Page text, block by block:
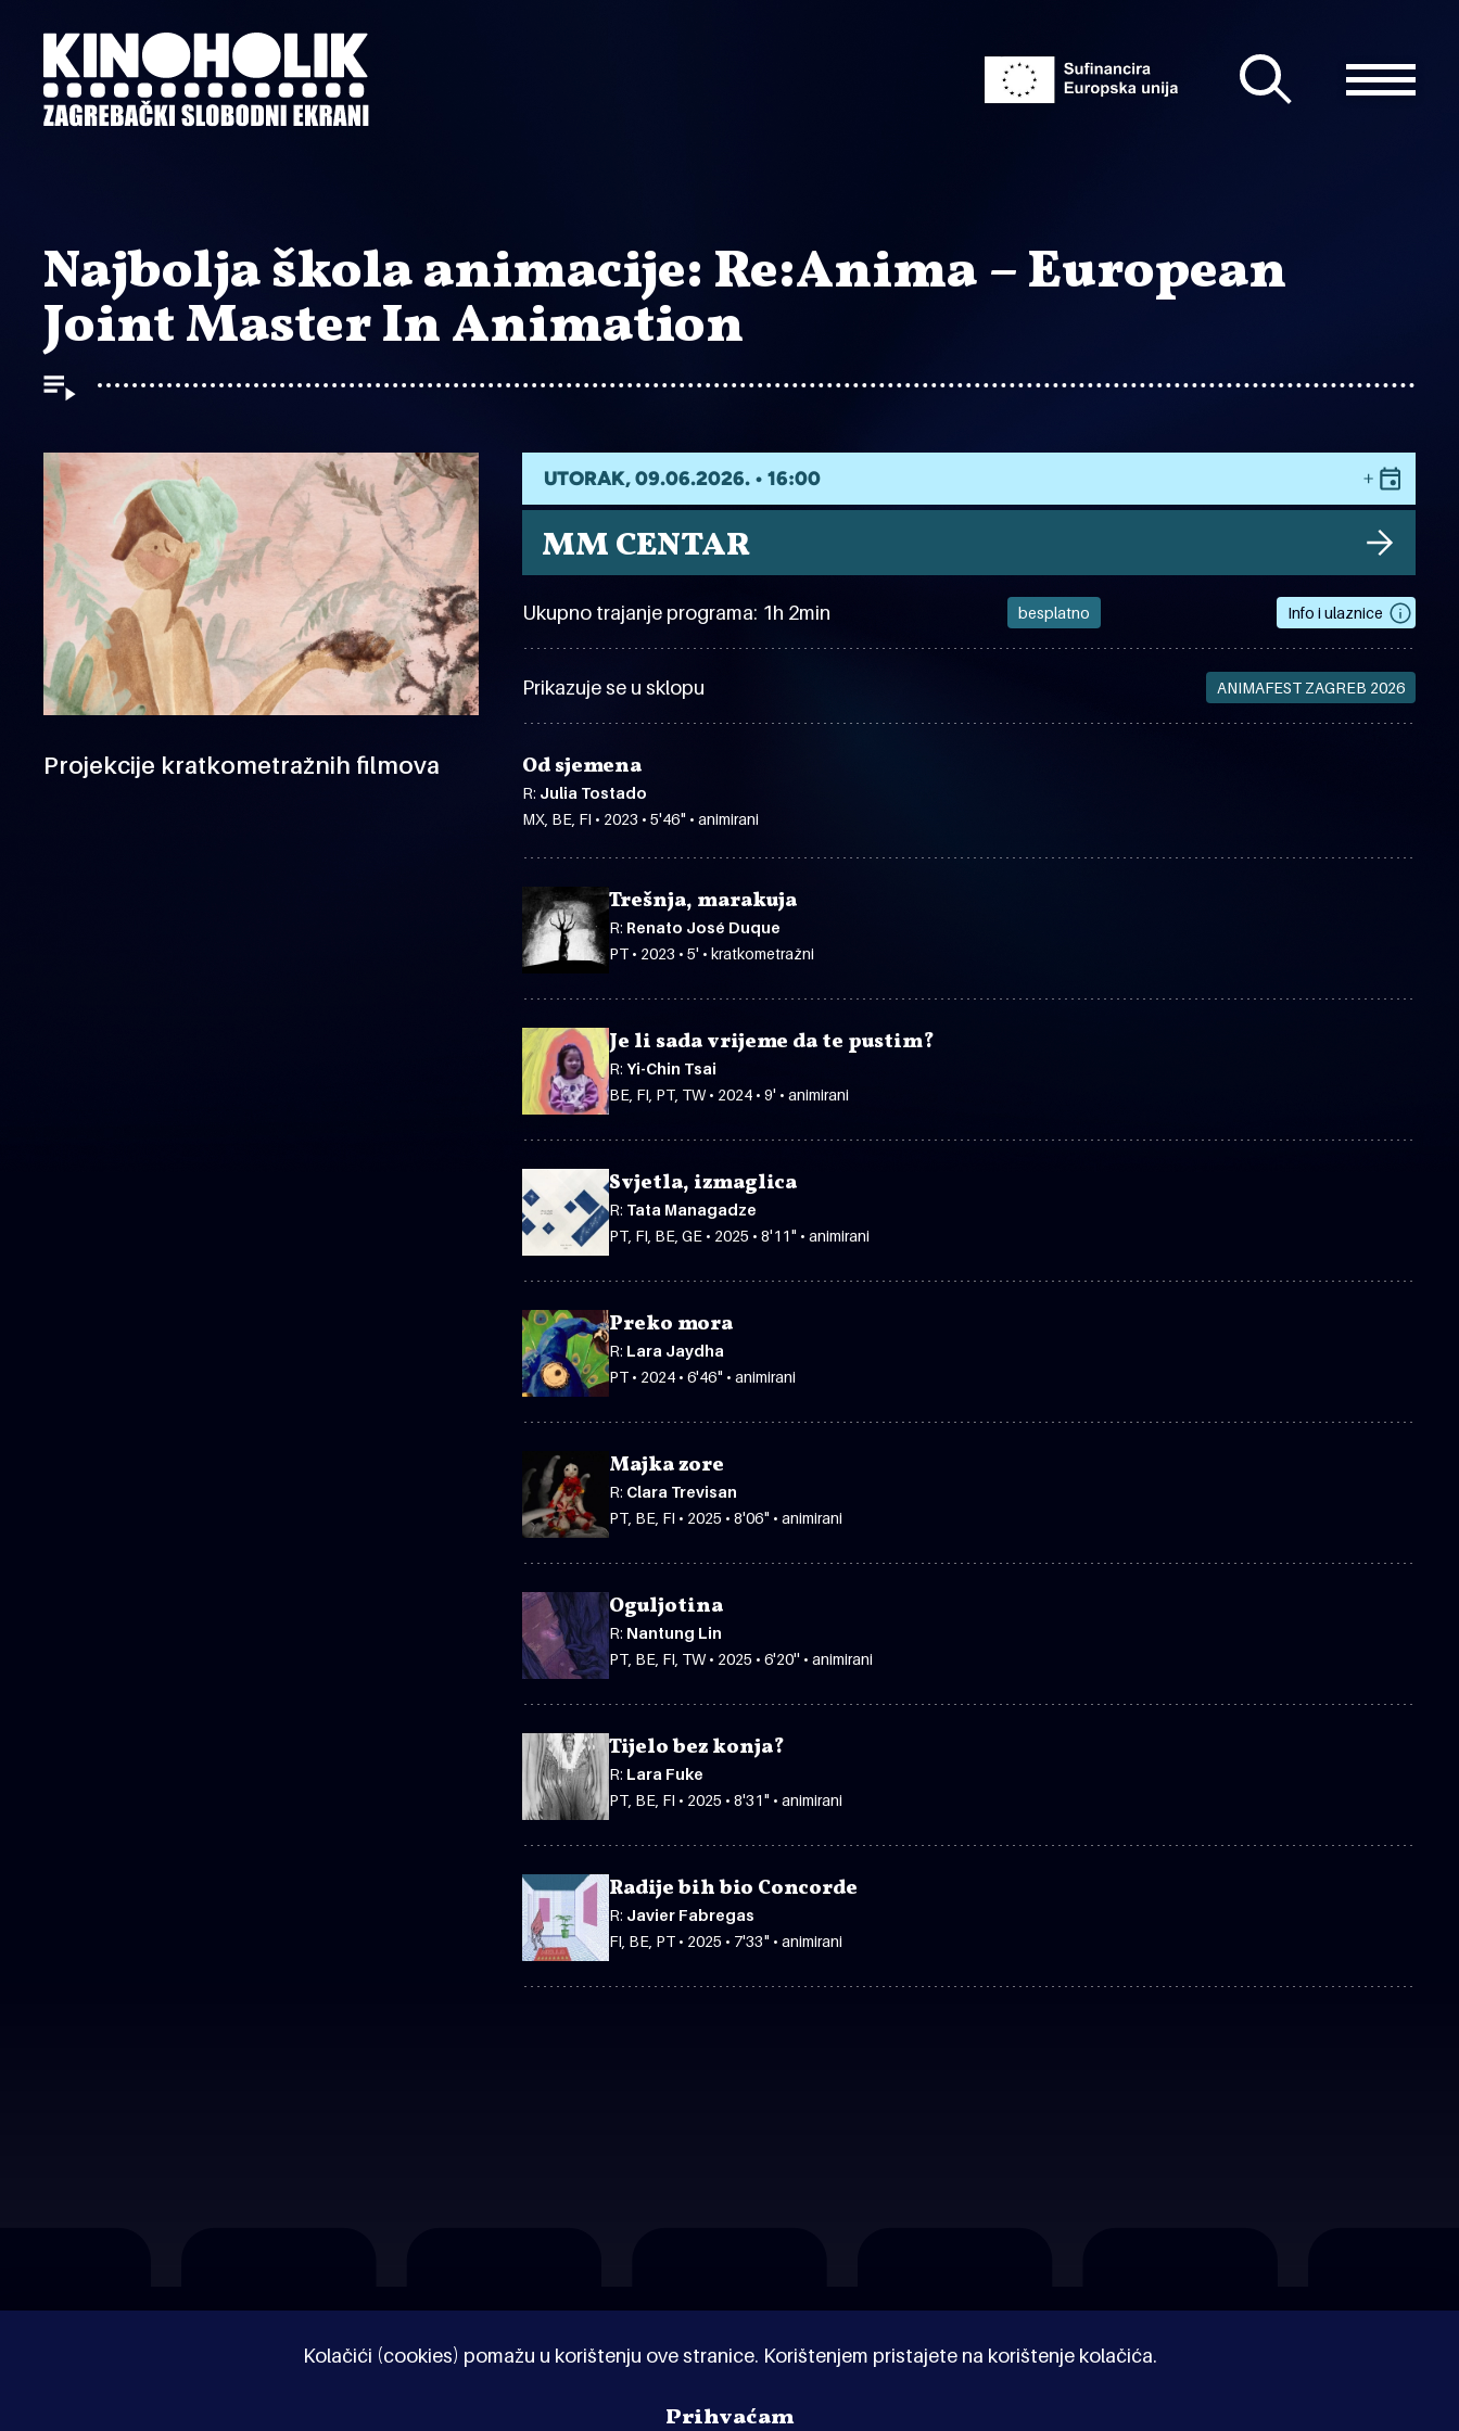
sadržaj
Kolačići (cookies) pomažu u korištenju ove stranice. Korištenjem pristajete na korištenje kolačića.
Prihvaćam
Najbolja škola animacije: Re:Anima – European
Joint Master In Animation
Projekcije kratkometražnih filmova
UTORAK, 09.06.2026. • 16:00
MM CENTAR
Ukupno trajanje programa: 1h 2min besplatno Info i ulaznice
Prikazuje se u sklopu ANIMAFEST ZAGREB 2026
Od sjemena
R: Julia Tostado
MX, BE, FI • 2023 • 5'46" • animirani
Trešnja, marakuja
R: Renato José Duque
PT • 2023 • 5' • kratkometražni
Je li sada vrijeme da te pustim?
R:Yi-Chin Tsai
BE, FI, PT, TW • 2024 • 9' • animirani
Svjetla, izmaglica
R: Tata Managadze
PT, FI, BE, GE • 2025 • 8'11" • animirani
Preko mora
R: Lara Jaydha
PT • 2024 • 6'46" • animirani
Majka zore
R: Clara Trevisan
PT, BE, FI • 2025 • 8'06" • animirani
Oguljotina
R: Nantung Lin
PT, BE, FI, TW • 2025 • 6'20'' • animirani
Tijelo bez konja?
R: Lara Fuke
PT, BE, FI • 2025 • 8'31" • animirani
Radije bih bio Concorde
R: Javier Fabregas
FI, BE, PT • 2025 • 7'33" • animirani